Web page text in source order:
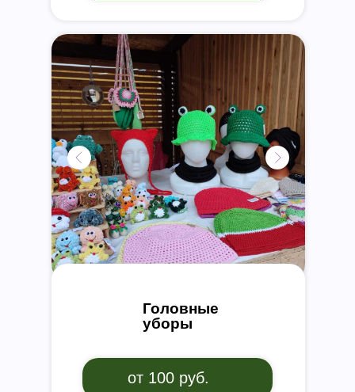
Головные
уборы
от 100 руб.